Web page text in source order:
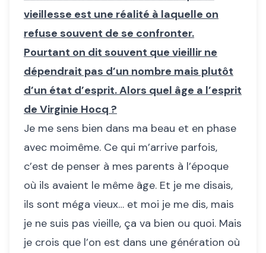
vieillesse est une réalité à laquelle on
refuse souvent de se confronter.
Pourtant on dit souvent que vieillir ne
dépendrait pas d’un nombre mais plutôt
d’un état d’esprit. Alors quel âge a l’esprit
de Virginie Hocq ?
Je me sens bien dans ma beau et en phase
avec moimême. Ce qui m’arrive parfois,
c’est de penser à mes parents à l’époque
où ils avaient le même âge. Et je me disais,
ils sont méga vieux… et moi je me dis, mais
je ne suis pas vieille, ça va bien ou quoi. Mais
je crois que l’on est dans une génération où